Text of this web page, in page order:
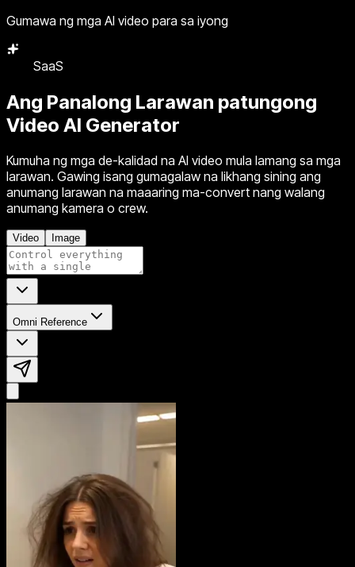
Gumawa ng mga AI video para sa iyong
SaaS
Ang Panalong Larawan patungong
Video AI Generator
Kumuha ng mga de-kalidad na AI video mula lamang sa mga
larawan. Gawing isang gumagalaw na likhang sining ang
anumang larawan na maaaring ma-convert nang walang
anumang kamera o crew.
Video Image
Omni Reference